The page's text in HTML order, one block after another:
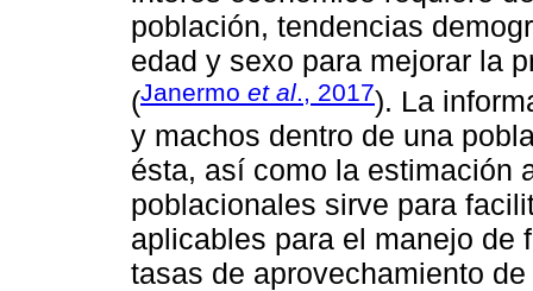
población, tendencias
edad y sexo para mejorar la
(Janermo et al., 2017). La
y machos dentro de una
ésta, así como la estimación
poblacionales sirve para
aplicables para el manejo de
tasas de aprovechamiento